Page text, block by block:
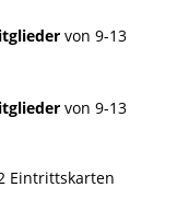
von 9-13
von 9-13
Eintrittskarten